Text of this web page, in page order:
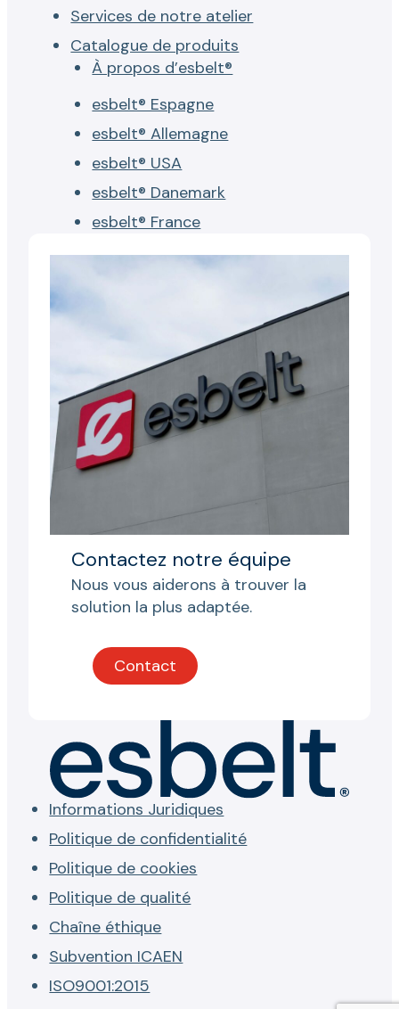
Services de notre atelier
Catalogue de produits
À propos d’esbelt®
esbelt® Espagne
esbelt® Allemagne
esbelt® USA
esbelt® Danemark
esbelt® France
Contactez notre équipe
Nous vous aiderons à trouver la
solution la plus adaptée.
Contact
Informations Juridiques
Politique de confidentialité
Politique de cookies
Politique de qualité
Chaîne éthique
Subvention ICAEN
ISO9001:2015